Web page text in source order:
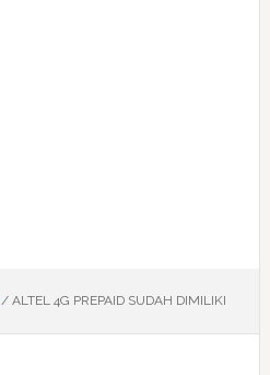
/ALTEL 4G PREPAID SUDAH DIMILIKI